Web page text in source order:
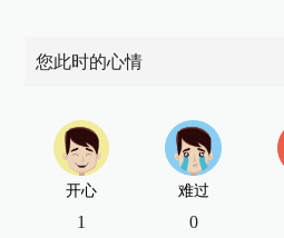
您此时的心情
开心
1
难过
0